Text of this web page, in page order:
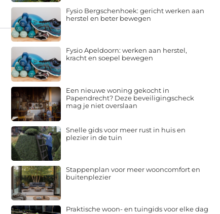
Fysio Bergschenhoek: gericht werken aan
herstel en beter bewegen
Fysio Apeldoorn: werken aan herstel,
kracht en soepel bewegen
Een nieuwe woning gekocht in
Papendrecht? Deze beveiligingscheck
mag je niet overslaan
Snelle gids voor meer rust in huis en
plezier in de tuin
Stappenplan voor meer wooncomfort en
buitenplezier
Praktische woon- en tuingids voor elke dag